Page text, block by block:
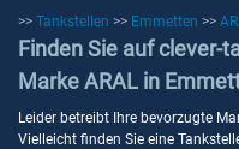
>> Tankstellen >> Emmetten >>
Finden Sie auf clever-
Marke ARAL in
Leider betreibt Ihre bevorzugte
Vielleicht finden Sie eine